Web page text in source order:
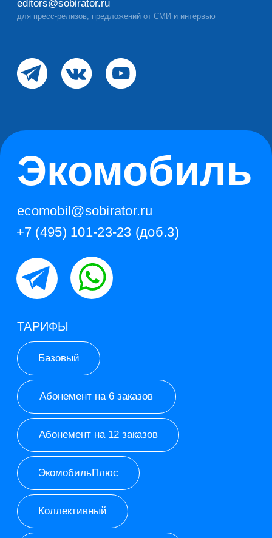
Базовый
Абонемент на 12 заказов
Коллективный
Абонемент Коллективный
Расширенный
Корпоративный
ИП Синицын Леонид Юрьевич
ИНН 771577336776
Оферта на оказание услуги